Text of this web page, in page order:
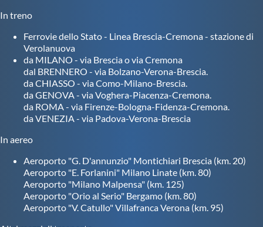
In treno
Ferrovie dello Stato - Linea Brescia-Cremona - stazione di
Verolanuova
da MILANO - via Brescia o via Cremona
dal BRENNERO - via Bolzano-Verona-Brescia.
da CHIASSO - via Como-Milano-Brescia.
da GENOVA - via Voghera-Piacenza-Cremona.
da ROMA - via Firenze-Bologna-Fidenza-Cremona.
da VENEZIA - via Padova-Verona-Brescia
In aereo
Aeroporto "G. D'annunzio" Montichiari Brescia (km. 20)
Aeroporto "E. Forlanini" Milano Linate (km. 80)
Aeroporto "Milano Malpensa" (km. 125)
Aeroporto "Orio al Serio" Bergamo (km. 80)
Aeroporto "V. Catullo" Villafranca Verona (km. 95)